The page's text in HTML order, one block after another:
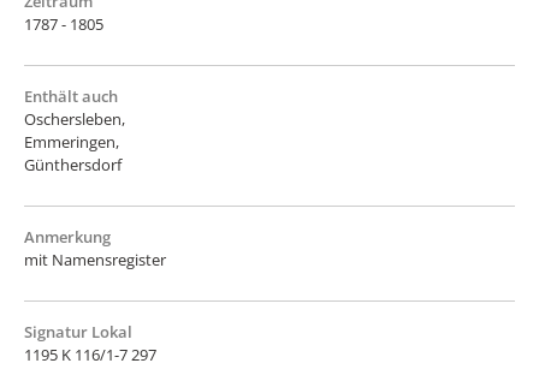
1787 - 1805
Enthält auch
Oschersleben,
Emmeringen,
Günthersdorf
Anmerkung
mit Namensregister
Signatur Lokal
1195 K 116/1-7 297